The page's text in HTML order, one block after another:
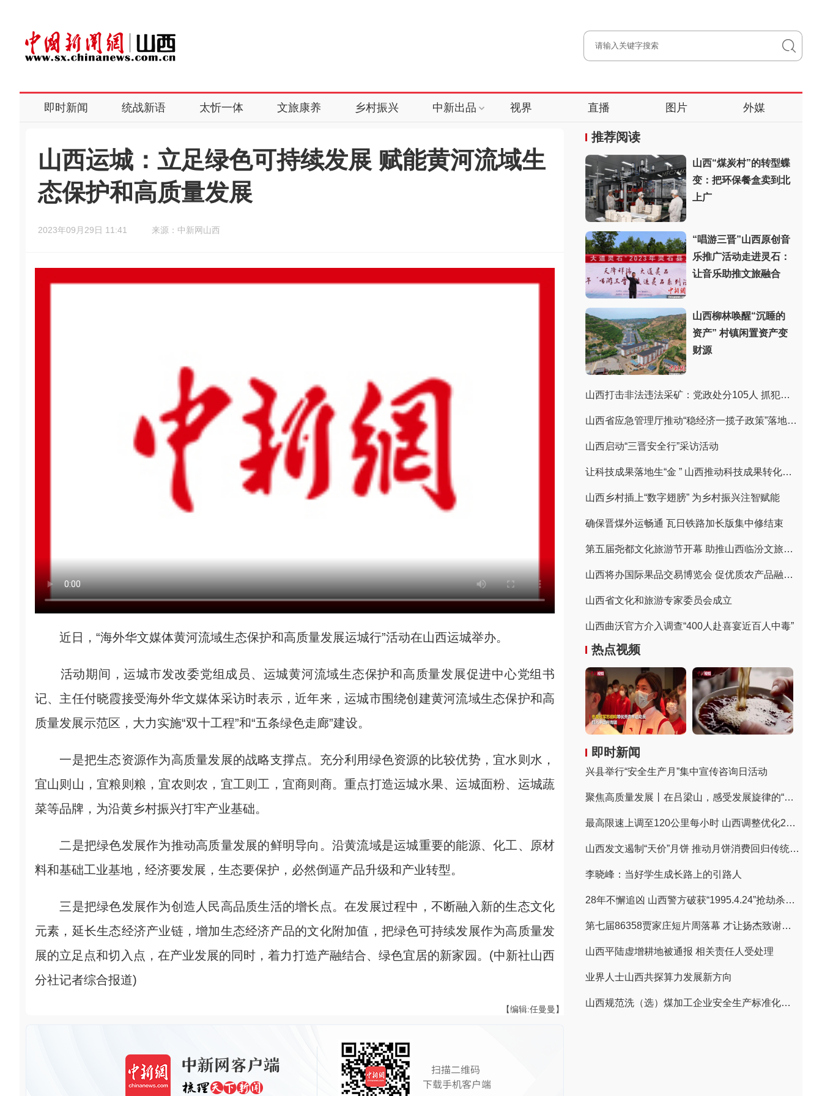
即时新闻 统战新语 太忻一体 文旅康养 乡村振兴 中新出品 视界 直播 图片 外媒
山西运城：立足绿色可持续发展 赋能黄河流域生
态保护和高质量发展
2023年09月29日 11:41 来源：中新网山西
近日，“海外华文媒体黄河流域生态保护和高质量发展运城行”活动在山西运城举办。
活动期间，运城市发改委党组成员、运城黄河流域生态保护和高质量发展促进中心党组书
记、主任付晓霞接受海外华文媒体采访时表示，近年来，运城市围绕创建黄河流域生态保护和高
质量发展示范区，大力实施“双十工程”和“五条绿色走廊”建设。
一是把生态资源作为高质量发展的战略支撑点。充分利用绿色资源的比较优势，宜水则水，
宜山则山，宜粮则粮，宜农则农，宜工则工，宜商则商。重点打造运城水果、运城面粉、运城蔬
菜等品牌，为沿黄乡村振兴打牢产业基础。
二是把绿色发展作为推动高质量发展的鲜明导向。沿黄流域是运城重要的能源、化工、原材
料和基础工业基地，经济要发展，生态要保护，必然倒逼产品升级和产业转型。
三是把绿色发展作为创造人民高品质生活的增长点。在发展过程中，不断融入新的生态文化
元素，延长生态经济产业链，增加生态经济产品的文化附加值，把绿色可持续发展作为高质量发
展的立足点和切入点，在产业发展的同时，着力打造产融结合、绿色宜居的新家园。(中新社山西
分社记者综合报道)
【编辑:任曼曼】
推荐阅读
山西“煤炭村”的转型蝶
变：把环保餐盒卖到北
上广
“唱游三晋”山西原创音
乐推广活动走进灵石：
让音乐助推文旅融合
山西柳林唤醒“沉睡的
资产” 村镇闲置资产变
财源
山西打击非法违法采矿：党政处分105人 抓犯罪嫌疑人243人
山西省应急管理厅推动“稳经济一揽子政策”落地见效
山西启动“三晋安全行”采访活动
让科技成果落地生“金 ” 山西推动科技成果转化赋能高质量发展
山西乡村插上“数字翅膀” 为乡村振兴注智赋能
确保晋煤外运畅通 瓦日铁路加长版集中修结束
第五届尧都文化旅游节开幕 助推山西临汾文旅融合发展
山西将办国际果品交易博览会 促优质农产品融入国际国内市场
山西省文化和旅游专家委员会成立
山西曲沃官方介入调查“400人赴喜宴近百人中毒”
热点视频
即时新闻
兴县举行“安全生产月”集中宣传咨询日活动
聚焦高质量发展丨在吕梁山，感受发展旋律的“变奏”
最高限速上调至120公里每小时 山西调整优化27条高速公路限速值
山西发文遏制“天价”月饼 推动月饼消费回归传统文化本源
李晓峰：当好学生成长路上的引路人
28年不懈追凶 山西警方破获“1995.4.24”抢劫杀人案
第七届86358贾家庄短片周落幕 才让扬杰致谢恩师万玛才旦
山西平陆虚增耕地被通报 相关责任人受处理
业界人士山西共探算力发展新方向
山西规范洗（选）煤加工企业安全生产标准化建设 抽查不达标的全省通报